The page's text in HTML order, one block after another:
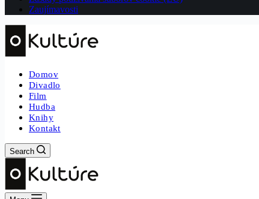
Zaujímavosti
Domov
Divadlo
Film
Hudba
Knihy
Kontakt
Search